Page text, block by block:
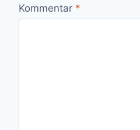
Kommentar *